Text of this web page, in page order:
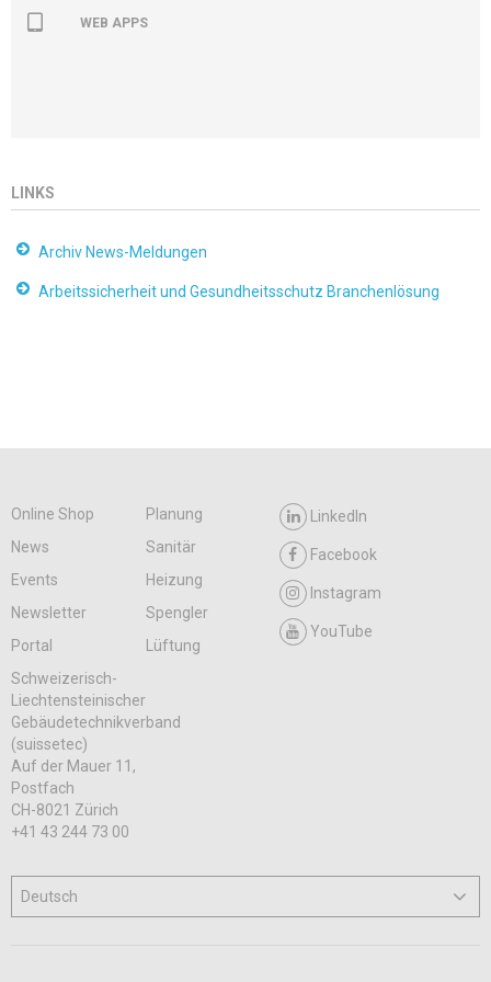
WEB APPS
LINKS
Archiv News-Meldungen
Arbeitssicherheit und Gesundheitsschutz Branchenlösung
Online Shop
Planung
News
Sanitär
Events
Heizung
Newsletter
Spengler
Portal
Lüftung
LinkedIn
Facebook
Instagram
YouTube
Schweizerisch-
Liechtensteinischer
Gebäudetechnikverband
(suissetec)
Auf der Mauer 11,
Postfach
CH-8021 Zürich
+41 43 244 73 00